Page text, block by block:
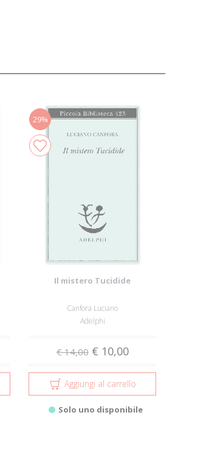
29%
Il mistero Tucidide
Canfora Luciano
Adelphi
€ 14,00 € 10,00
Aggiungi al carrello
Solo uno disponibile